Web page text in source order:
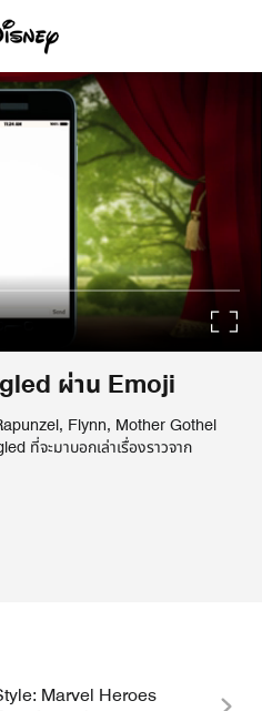
ผ่าน Emoji
Flynn, Mother Gothel
ที่จะมาบอกเล่าเรื่องราวจาก
Marvel Heroes